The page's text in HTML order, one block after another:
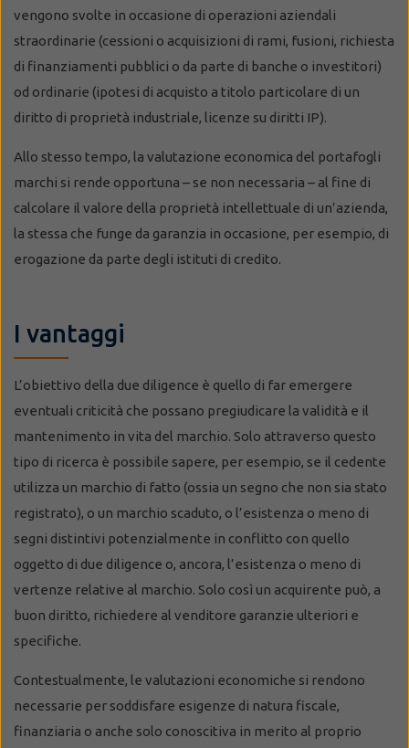
vengono svolte in occasione di operazioni aziendali
straordinarie (cessioni o acquisizioni di rami, fusioni, richiesta
di finanziamenti pubblici o da parte di banche o investitori)
od ordinarie (ipotesi di acquisto a titolo particolare di un
diritto di proprietà industriale, licenze su diritti IP).
Allo stesso tempo, la valutazione economica del portafogli
marchi si rende opportuna – se non necessaria – al fine di
calcolare il valore della proprietà intellettuale di un’azienda,
la stessa che funge da garanzia in occasione, per esempio, di
erogazione da parte degli istituti di credito.
I vantaggi
L’obiettivo della due diligence è quello di far emergere
eventuali criticità che possano pregiudicare la validità e il
mantenimento in vita del marchio. Solo attraverso questo
tipo di ricerca è possibile sapere, per esempio, se il cedente
utilizza un marchio di fatto (ossia un segno che non sia stato
registrato), o un marchio scaduto, o l’esistenza o meno di
segni distintivi potenzialmente in conflitto con quello
oggetto di due diligence o, ancora, l’esistenza o meno di
vertenze relative al marchio. Solo così un acquirente può, a
buon diritto, richiedere al venditore garanzie ulteriori e
specifiche.
Contestualmente, le valutazioni economiche si rendono
necessarie per soddisfare esigenze di natura fiscale,
finanziaria o anche solo conoscitiva in merito al proprio